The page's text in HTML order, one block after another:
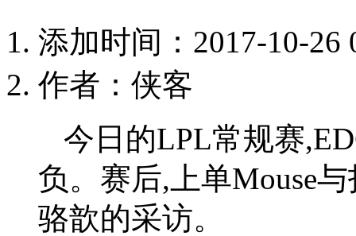
添加时间：2017-10-26
作者：侠客
今日的LPL常规赛
负。赛后,上单Mouse
骆歆的采访。